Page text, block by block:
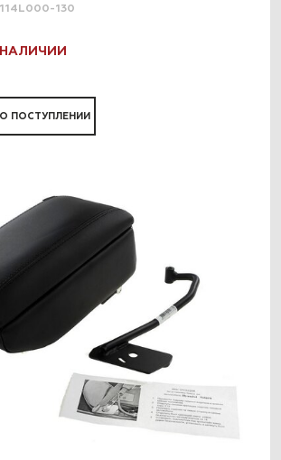
130
НАЛИЧИИ
ПОСТУПЛЕНИИ